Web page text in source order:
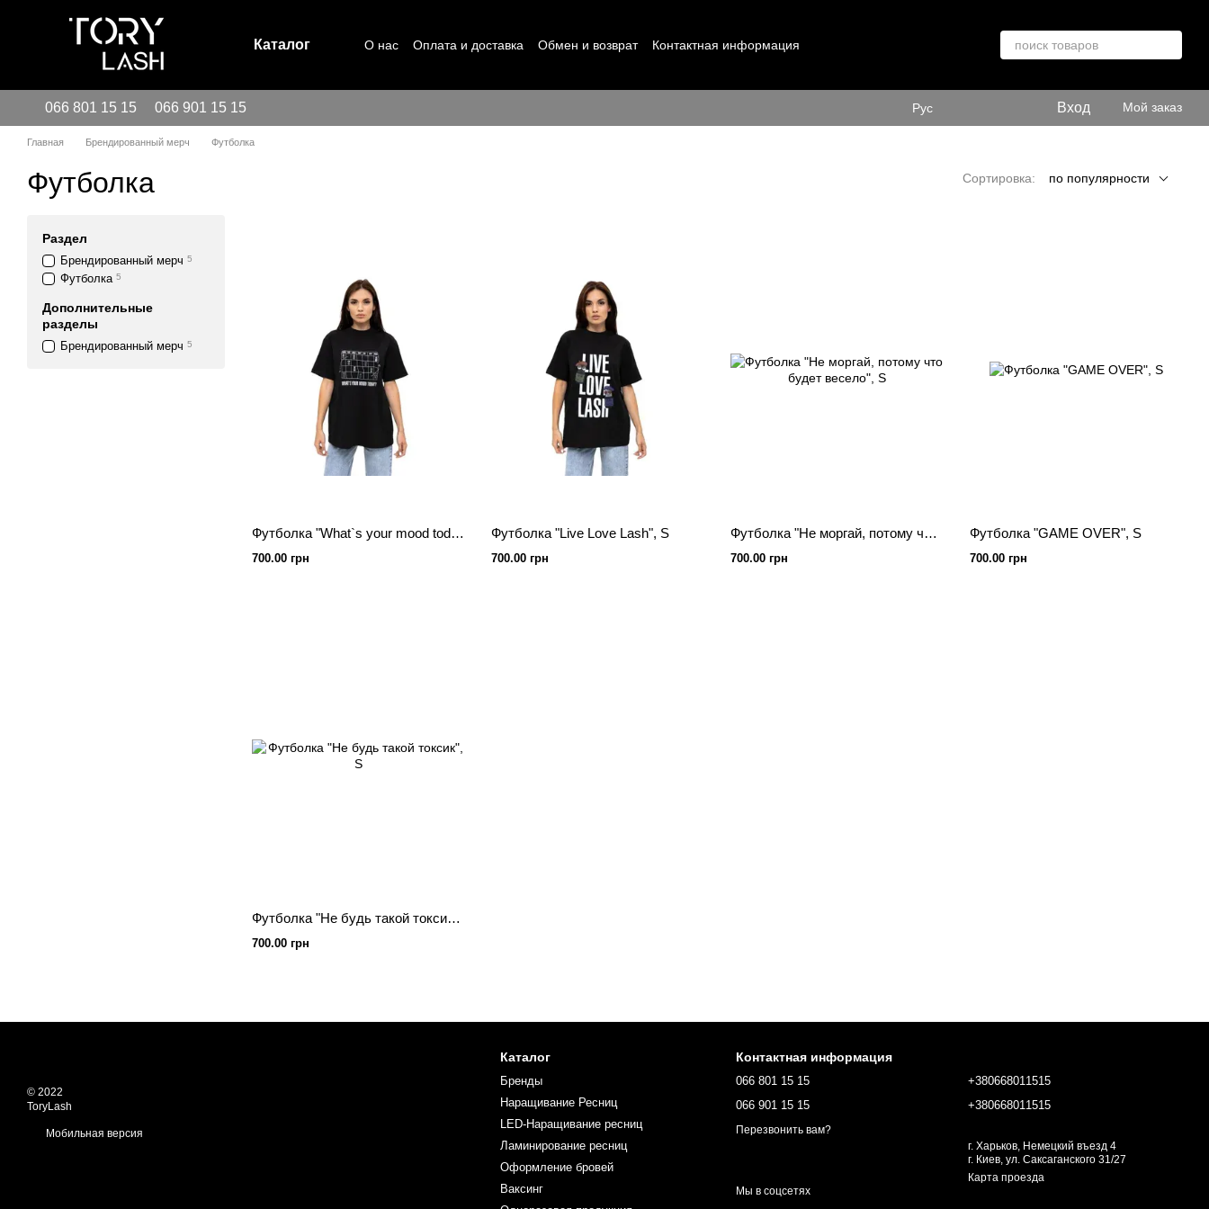
Каталог О нас Оплата и доставка Обмен и возврат Контактная информация
066 801 15 15 066 901 15 15 Рус Вход Мой заказ
Главная Брендированный мерч Футболка
Футболка Сортировка: по популярности
Футболка "What`s your mood today?" S
700.00 грн
Футболка "Live Love Lash", S
700.00 грн
Футболка "Не моргай, потому что будет весело", S
700.00 грн
Футболка "GAME OVER", S
700.00 грн
Футболка "Не будь такой токсик", S
700.00 грн
Раздел
Брендированный мерч 5
Футболка 5
Дополнительные
разделы
Брендированный мерч 5
© 2022
ToryLash
Мобильная версия
Каталог
Бренды
Наращивание Ресниц
LED-Наращивание ресниц
Ламинирование ресниц
Оформление бровей
Ваксинг
Контактная информация
066 801 15 15
066 901 15 15
Перезвонить вам?
+380668011515
+380668011515
г. Харьков, Немецкий въезд 4
г. Киев, ул. Саксаганского 31/27
Карта проезда
Мы в соцсетях